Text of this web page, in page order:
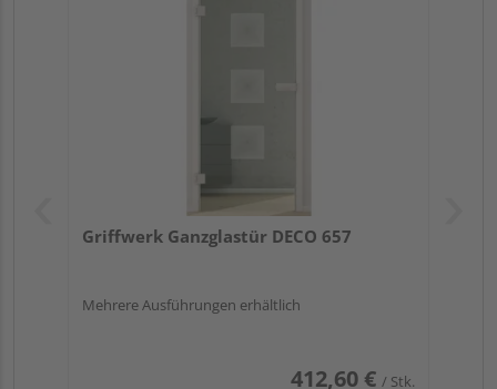
Griffwerk Ganzglastür DECO 657
Mehrere Ausführungen erhältlich
412,60 € / Stk.